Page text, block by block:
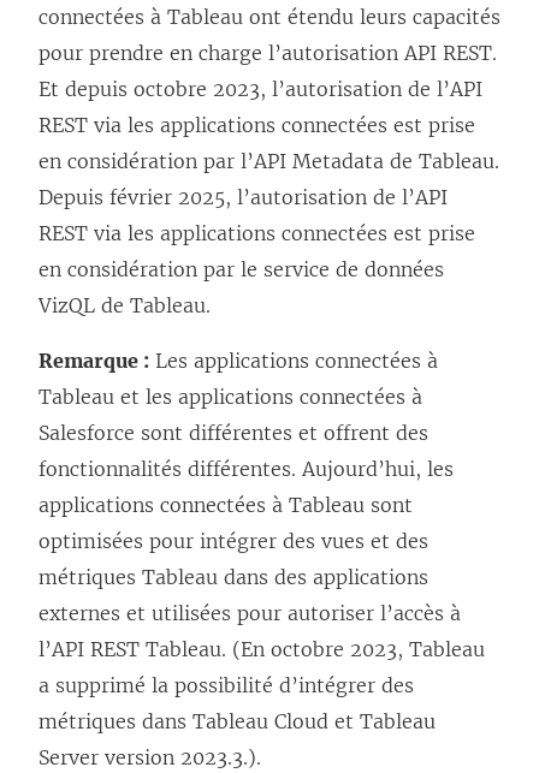
connectées à Tableau ont étendu leurs capacités
pour prendre en charge l’autorisation API REST.
Et depuis octobre 2023, l’autorisation de l’API
REST via les applications connectées est prise
en considération par l’API Metadata de Tableau.
Depuis février 2025, l’autorisation de l’API
REST via les applications connectées est prise
en considération par le service de données
VizQL de Tableau.
Remarque : Les applications connectées à
Tableau et les applications connectées à
Salesforce sont différentes et offrent des
fonctionnalités différentes. Aujourd’hui, les
applications connectées à Tableau sont
optimisées pour intégrer des vues et des
métriques Tableau dans des applications
externes et utilisées pour autoriser l’accès à
l’API REST Tableau. (En octobre 2023, Tableau
a supprimé la possibilité d’intégrer des
métriques dans Tableau Cloud et Tableau
Server version 2023.3.).